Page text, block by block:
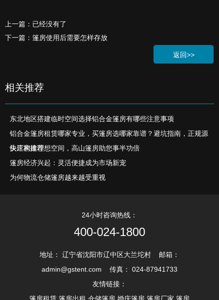
上一篇：已经没有了
下一篇：篷房使用后需要怎样存放
返回>>
相关推荐
东北地区搭建临时空间选择铝合金篷房有哪些注意事项
铝合金篷房租赁哪家专业，买篷房选哪家靠谱？避坑指南，正规源
头厂家推荐
快速构建理想空间，高山篷房助您事半功倍
篷房经济兴起：灵活便捷成为市场新宠
为何物流仓储篷房越来越受重视
24小时咨询热线：
400-024-1800
地址： 辽宁省沈阳市辽中区大兰坨村 邮箱：
admin@gstent.com 传真： 024-87941733
友情链接：